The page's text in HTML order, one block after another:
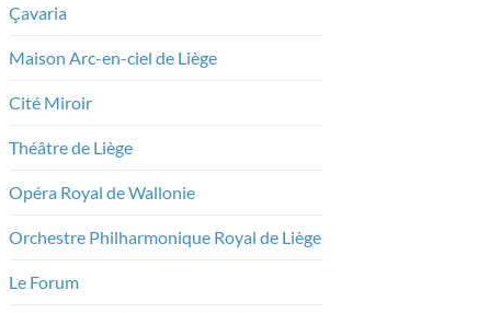
Çavaria
Maison Arc-en-ciel de Liège
Cité Miroir
Théâtre de Liège
Opéra Royal de Wallonie
Orchestre Philharmonique Royal de Liège
Le Forum